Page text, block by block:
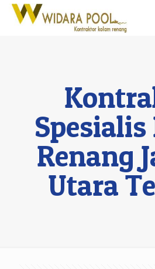
Renang
Utara